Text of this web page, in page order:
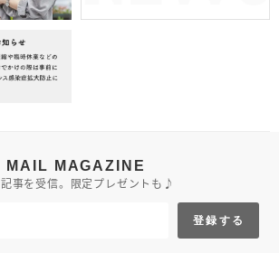
MAIL MAGAZINE
事を受信。限定プレゼントも♪
登録する